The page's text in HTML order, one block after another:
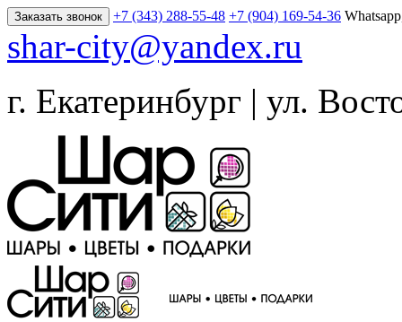
Заказать звонок +7 (343) 288-55-48 +7 (904) 169-54-36
shar-city@yandex.ru
г. Екатеринбург | ул.